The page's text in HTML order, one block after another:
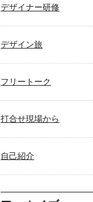
デザイナー研修
デザイン旅
フリートーク
打合せ現場から
自己紹介